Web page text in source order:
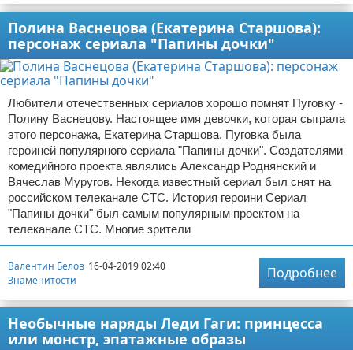
Полина Васнецова (Екатерина Старшова):
персонаж сериала "Папины дочки"
Любители отечественных сериалов хорошо помнят Пуговку -
Полину Васнецову. Настоящее имя девочки, которая сыграла
этого персонажа, Екатерина Старшова. Пуговка была
героиней популярного сериала "Папины дочки". Создателями
комедийного проекта являлись Александр Роднянский и
Вячеслав Муругов. Некогда известный сериал был снят на
российском телеканале СТС. История героини Сериал
"Папины дочки" был самым популярным проектом на
телеканале СТС. Многие зрители
Валентин Белов 16-04-2019 02:40
Знаменитости
Подробнее
Необычные наряды Леди Гаги: принцесса
или монстр, эпатажные образы